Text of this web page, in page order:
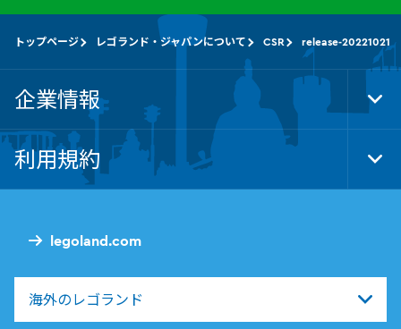
legoland.com
海外のレゴランド
トップページ レゴランド・ジャパンについて CSR release-20221021
企業情報
利用規約